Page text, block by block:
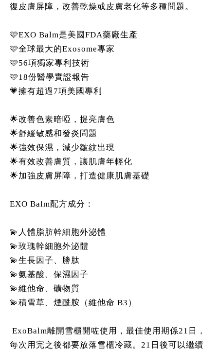
復皮膚屏障，改善乾燥或皮膚老化等多種問題。
🩷EXO Balm是美國FDA藥廠生產
🩷全球最大的Exosome專家
🩷56項獨家專利技術
🩷18份醫學實證報告
💗擁有超過7項美國專利
🌟改善色素暗啞，提亮膚色
🌟舒緩敏感和發炎問題
🌟強效保濕，減少皺紋出現
🌟有效改善膚質，讓肌膚年輕化
🌟加強皮膚屏障，打造健康肌膚基礎
EXO Balm配方成分：
💫人體脂肪幹細胞外泌體
💫玫瑰幹細胞外泌體
💫生長因子、勝肽
💫氨基酸、保濕因子
💫維他命、礦物質
💫積雪草、煙酰胺（維他命 B3）
ExoBalm離開雪櫃開咗使用，最佳使用期係21日，
每次用完之後都要放落雪櫃冷藏。21日後可以繼續